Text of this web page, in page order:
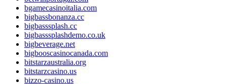
bgamecasinoitalia.com
bigbassbonanza.cc
bigbasssplash.cc
bigbasssplashdemo.co.uk
bigbeverage.net
bigbooscasinocanada.com
bitstarzaustralia.org
bitstarzcasino.us
bizzo-casino.us